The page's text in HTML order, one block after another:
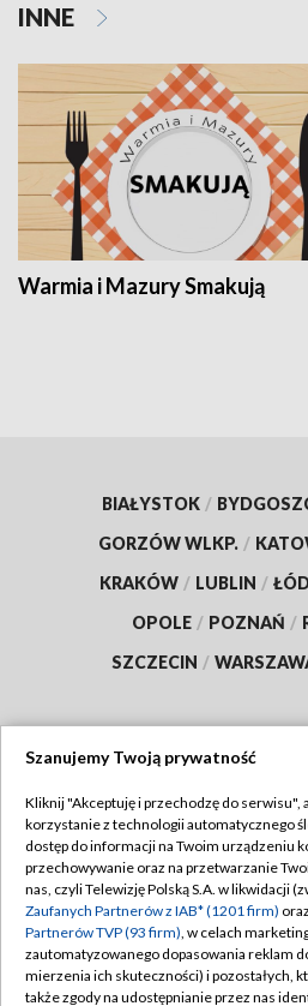
INNE
Warmia i Mazury Smakują
BIAŁYSTOK /
GORZÓW WLKP. /
KRAKÓW / LUBLIN /
OPOLE / POZNAŃ /
SZCZECIN /
TVP
Abonament TVP
Emisja w TVP
Centrum informacji TVP
Naziemna Telewizja Cyfrowa
Regulamin
Polityka
Moje
Pomoc
Szanujemy Twoją prywatność
Kliknij "Akceptuję i przechodzę do serwisu",
korzystanie z technologii automatycznego
dostęp do informacji na Twoim urządzeniu
przechowywanie oraz na przetwarzanie
nas, czyli Telewizję Polską S.A. w likwidacji
Zaufanych Partnerów z IAB* (1201 firm)
Partnerów TVP (93 firm), w celach
zautomatyzowanego dopasowania reklam
mierzenia ich skuteczności) i pozostałych,
także zgody na udostępnianie przez nas